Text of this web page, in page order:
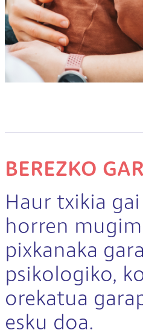
BEREZKO
Haur txikia
horren
pixkanaka
psikologiko,
orekatua
esku doa.